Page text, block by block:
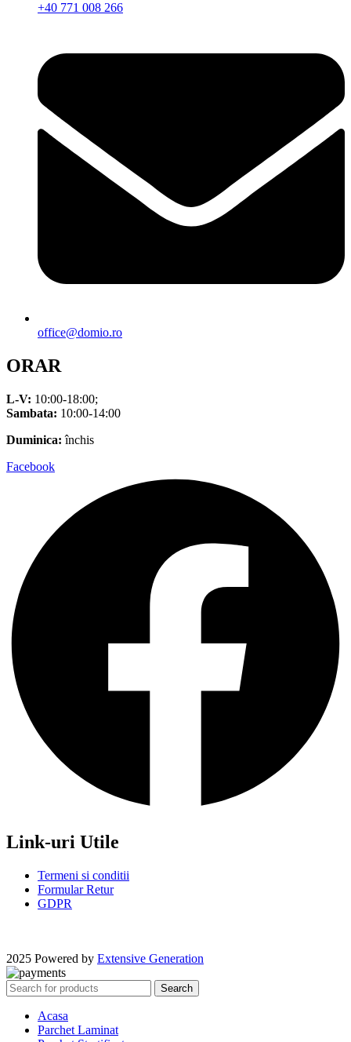
+40 771 008 266
office@domio.ro
ORAR
L-V: 10:00-18:00;
Sambata: 10:00-14:00
Duminica: închis
Facebook
Link-uri Utile
Termeni si conditii
Formular Retur
GDPR
2025 Powered by Extensive Generation
Search
Acasa
Parchet Laminat